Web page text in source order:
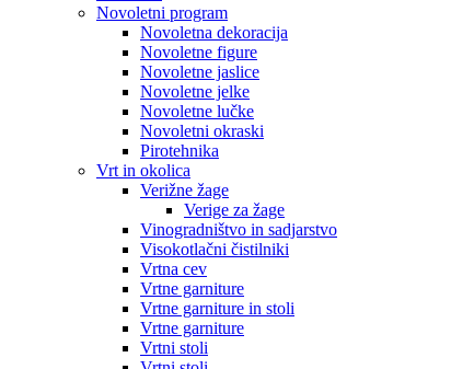
Novoletni program
Novoletna dekoracija
Novoletne figure
Novoletne jaslice
Novoletne jelke
Novoletne lučke
Novoletni okraski
Pirotehnika
Vrt in okolica
Verižne žage
Verige za žage
Vinogradništvo in sadjarstvo
Visokotlačni čistilniki
Vrtna cev
Vrtne garniture
Vrtne garniture in stoli
Vrtne garniture
Vrtni stoli